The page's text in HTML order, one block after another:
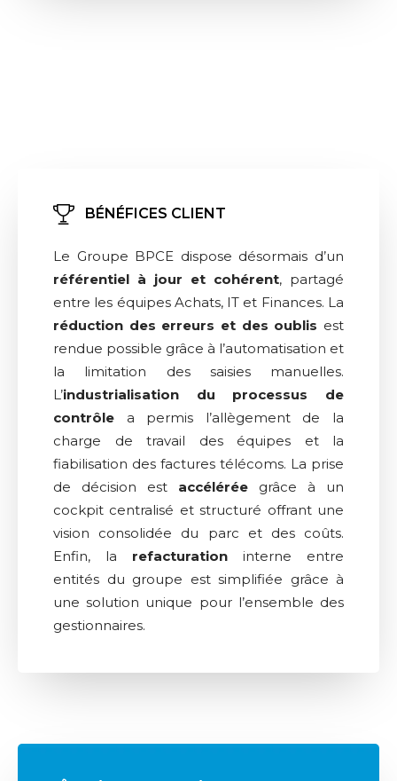
BÉNÉFICES CLIENT
Le Groupe BPCE dispose désormais d’un
référentiel à jour et cohérent, partagé
entre les équipes Achats, IT et Finances. La
réduction des erreurs et des oublis est
rendue possible grâce à l’automatisation et
la limitation des saisies manuelles.
L’industrialisation du processus de
contrôle a permis l’allègement de la
charge de travail des équipes et la
fiabilisation des factures télécoms. La prise
de décision est accélérée grâce à un
cockpit centralisé et structuré offrant une
vision consolidée du parc et des coûts.
Enfin, la refacturation interne entre
entités du groupe est simplifiée grâce à
une solution unique pour l’ensemble des
gestionnaires.